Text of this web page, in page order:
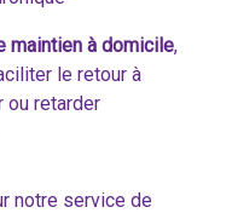
maintien à domicile,
le retour à
ou retarder
notre service de